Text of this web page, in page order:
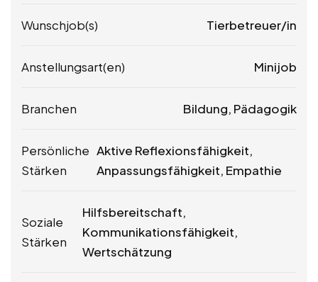
Wunschjob(s) Tierbetreuer/in
Anstellungsart(en) Minijob
Branchen Bildung, Pädagogik
Persönliche
Stärken
Aktive Reflexionsfähigkeit,
Anpassungsfähigkeit, Empathie
Soziale
Stärken
Hilfsbereitschaft,
Kommunikationsfähigkeit,
Wertschätzung